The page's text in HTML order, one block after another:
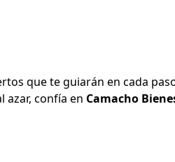
que te guiarán en cada
azar, confía en Camacho